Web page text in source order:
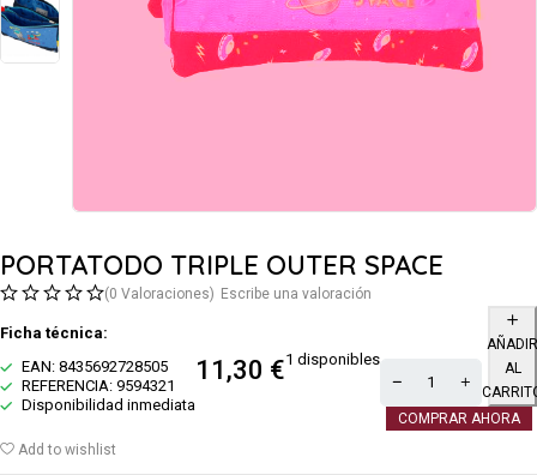
PORTATODO TRIPLE OUTER SPACE
(0 Valoraciones) Escribe una valoración
Ficha técnica:
EAN: 8435692728505
REFERENCIA: 9594321
Disponibilidad inmediata
11,30 €1 disponibles
AÑADIR
AL
COMPRAR AHORA
Add to wishlist